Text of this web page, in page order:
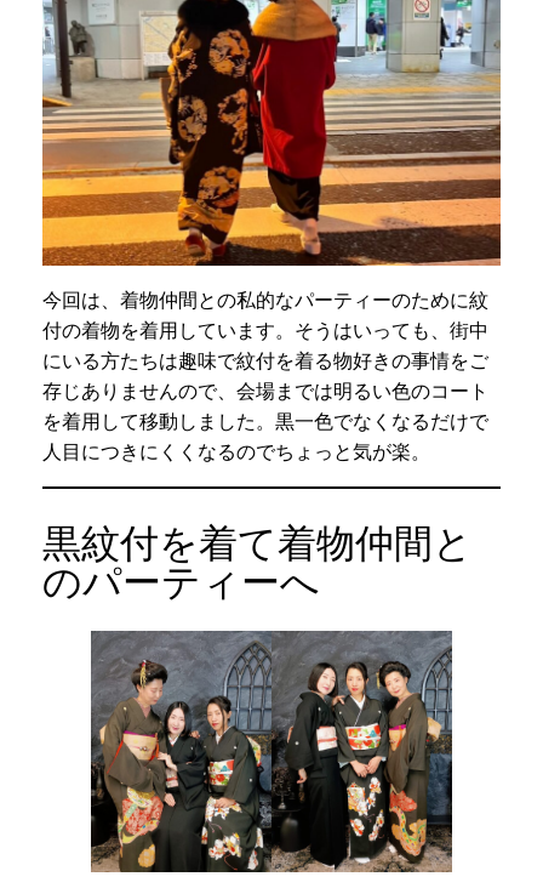
今回は、着物仲間との私的なパーティーのために紋
付の着物を着用しています。そうはいっても、街中
にいる方たちは趣味で紋付を着る物好きの事情をご
存じありませんので、会場までは明るい色のコート
を着用して移動しました。黒一色でなくなるだけで
人目につきにくくなるのでちょっと気が楽。
黒紋付を着て着物仲間と
のパーティーへ